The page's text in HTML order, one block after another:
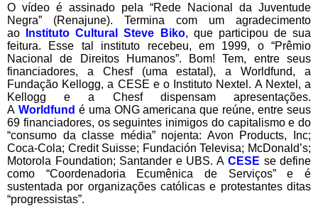
O vídeo é assinado pela “Rede Nacional da Juventude
Negra” (Renajune). Termina com um agradecimento
ao
Instituto Cultural Steve Biko, que participou de sua
feitura. Esse tal instituto recebeu, em 1999, o “Prêmio
Nacional de Direitos Humanos”. Bom! Tem, entre seus
financiadores, a Chesf (uma estatal), a Worldfund, a
Fundação Kellogg, a CESE e o Instituto Nextel. A Nextel, a
Kellogg e a Chesf dispensam apresentações.
A Worldfund é uma ONG americana que reúne, entre seus
69 financiadores, os seguintes inimigos do capitalismo e do
“consumo da classe média” nojenta: Avon Products, Inc;
Coca-Cola; Credit Suisse; Fundación Televisa; McDonald’s;
Motorola Foundation; Santander e UBS. A CESE se define
como “Coordenadoria Ecumênica de Serviços” e é
sustentada por organizações católicas e protestantes ditas
“progressistas”.